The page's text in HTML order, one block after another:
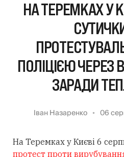
НА ТЕРЕМКАХ У
ПОЛІЦІЄЮ ЧЕРЕЗ
ЗАРАДИ
Іван Назаренко 06
На Теремках у Києві 6
протест проти